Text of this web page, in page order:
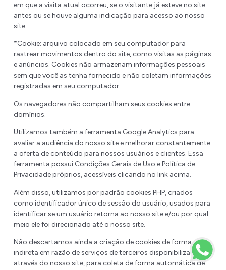
em que a visita atual ocorreu, se o visitante já esteve no site
antes ou se houve alguma indicação para acesso ao nosso
site.
*Cookie: arquivo colocado em seu computador para
rastrear movimentos dentro do site, como visitas as páginas
e anúncios. Cookies não armazenam informações pessoais
sem que você as tenha fornecido e não coletam informações
registradas em seu computador.
Os navegadores não compartilham seus cookies entre
domínios.
Utilizamos também a ferramenta Google Analytics para
avaliar a audiência do nosso site e melhorar constantemente
a oferta de conteúdo para nossos usuários e clientes. Essa
ferramenta possui Condições Gerais de Uso e Política de
Privacidade próprios, acessíveis clicando no link acima.
Além disso, utilizamos por padrão cookies PHP, criados
como identificador único de sessão do usuário, usados para
identificar se um usuário retorna ao nosso site e/ou por qual
meio ele foi direcionado até o nosso site.
Não descartamos ainda a criação de cookies de forma
indireta em razão de serviços de terceiros disponibilizados
através do nosso site, para coleta de forma automática de